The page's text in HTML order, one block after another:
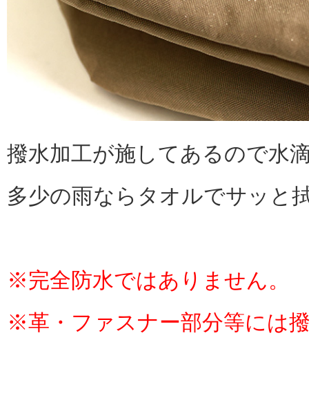
撥水加工が施してあるので水
多少の雨ならタオルでサッと
※完全防水ではありません。
※革・ファスナー部分等には